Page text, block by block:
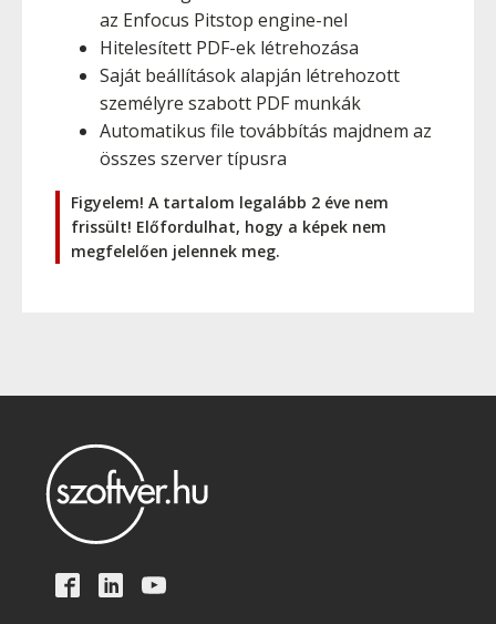
az Enfocus Pitstop engine-nel
Hitelesített PDF-ek létrehozása
Saját beállítások alapján létrehozott
személyre szabott PDF munkák
Automatikus file továbbítás majdnem az
összes szerver típusra
Figyelem! A tartalom legalább 2 éve nem
frissült! Előfordulhat, hogy a képek nem
megfelelően jelennek meg.